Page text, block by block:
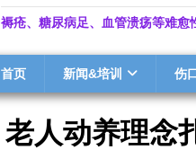
褥疮、糖尿病足、血管溃疡等难愈
首页 新闻&培训 伤
老人动养理念